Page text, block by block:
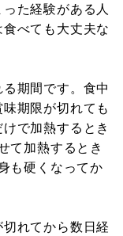
た経験がある人
べても大丈夫な
期間です。食中
期限が切れても
で加熱するとき
て加熱するとき
も硬くなってか
れてから数日経